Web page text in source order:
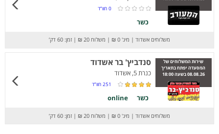
0 חוו”ד
כשר
משלוחים אשדוד | מינ' 0 ₪ | משלוח 20 ₪ | זמן: 60 דק’
שירות המשלוחים של
המסעדה יפתח בתאריך
08.08.26 בשעה 18:00
סנדביץ' בר אשדוד
כנרת 5, אשדוד
251 חוו”ד
כשר online
משלוחים אשדוד | מינ' 0 ₪ | משלוח 20 ₪ | זמן: 60 דק’